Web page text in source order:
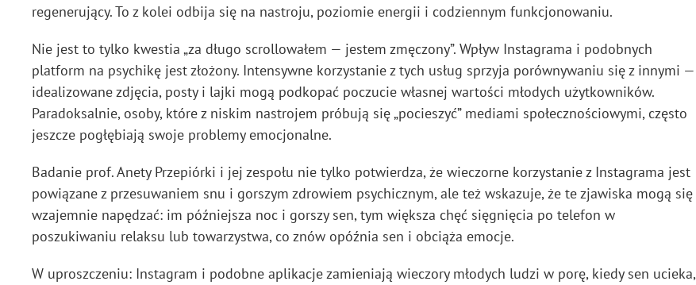
regenerujący. To z kolei odbija się na nastroju, poziomie energii i codziennym funkcjonowaniu.
Nie jest to tylko kwestia „za długo scrollowałem — jestem zmęczony”. Wpływ Instagrama i podobnych
platform na psychikę jest złożony. Intensywne korzystanie z tych usług sprzyja porównywaniu się z innymi —
idealizowane zdjęcia, posty i lajki mogą podkopać poczucie własnej wartości młodych użytkowników.
Paradoksalnie, osoby, które z niskim nastrojem próbują się „pocieszyć” mediami społecznościowymi, często
jeszcze pogłębiają swoje problemy emocjonalne.
Badanie prof. Anety Przepiórki i jej zespołu nie tylko potwierdza, że wieczorne korzystanie z Instagrama jest
powiązane z przesuwaniem snu i gorszym zdrowiem psychicznym, ale też wskazuje, że te zjawiska mogą się
wzajemnie napędzać: im późniejsza noc i gorszy sen, tym większa chęć sięgnięcia po telefon w
poszukiwaniu relaksu lub towarzystwa, co znów opóźnia sen i obciąża emocje.
W uproszczeniu: Instagram i podobne aplikacje zamieniają wieczory młodych ludzi w porę, kiedy sen ucieka,